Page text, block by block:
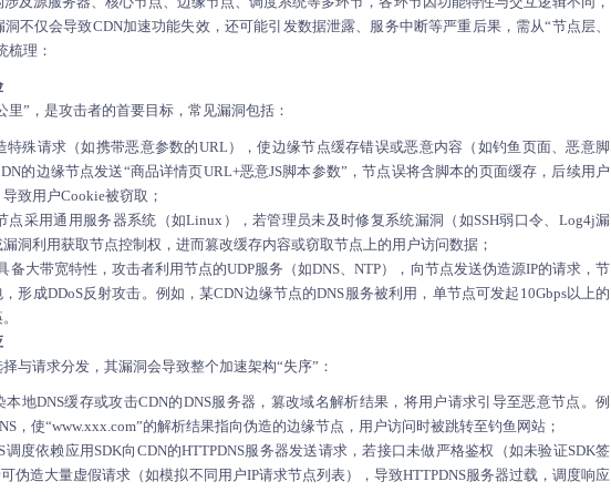
不仅会导致CDN加速功能失效，还可能引发数据泄露、服务中断等严重后果，需从“节点层、
梳理：
”，是攻击者的首要目标，常见漏洞包括：
特殊请求（如携带恶意参数的URL），使边缘节点缓存错误或恶意内容（如钓鱼页面、恶意脚
的边缘节点发送“商品详情页URL+恶意JS脚本参数”，节点误将含脚本的页面缓存，后续用户
致用户Cookie被窃取；
点采用通用服务器系统（如Linux），若管理员未及时修复系统漏洞（如SSH弱口令、Log4j漏
洞利用获取节点控制权，进而篡改缓存内容或窃取节点上的用户访问数据；
备大带宽特性，攻击者利用节点的UDP服务（如DNS、NTP），向节点发送伪造源IP的请求，节
形成DDoS反射攻击。例如，某CDN边缘节点的DNS服务被利用，单节点可发起10Gbps以上的
与请求分发，其漏洞会导致整个加速架构“失序”：
本地DNS缓存或攻击CDN的DNS服务器，篡改域名解析结果，将用户请求引导至恶意节点。例
，使“www.xxx.com”的解析结果指向伪造的边缘节点，用户访问时被跳转至钓鱼网站；
调度依赖应用SDK向CDN的HTTPDNS服务器发送请求，若接口未做严格鉴权（如未验证SDK签
伪造大量虚假请求（如模拟不同用户IP请求节点列表），导致HTTPDNS服务器过载，调度响应